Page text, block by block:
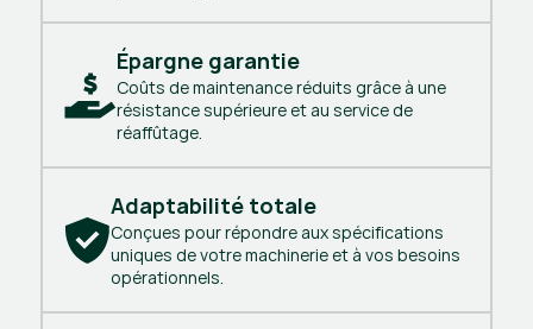
Épargne garantie
Coûts de maintenance réduits grâce à une
résistance supérieure et au service de
réaffûtage.
Adaptabilité totale
Conçues pour répondre aux spécifications
uniques de votre machinerie et à vos besoins
opérationnels.